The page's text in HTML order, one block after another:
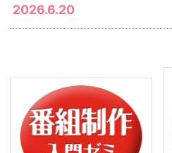
2026.6.20
番